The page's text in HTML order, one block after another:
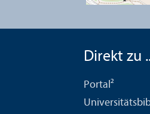
Direkt zu
Portal²